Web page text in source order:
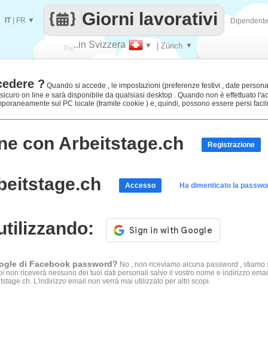
Fai
contare
..in Svizzera ▼ | Zürich ▼
Giorni lavorativi
IT| FR ▼
? Quando si accede , le impostazioni (preferenze festivi , date
on line e sarà disponibile da qualsiasi desktop . Quando non è effettuato
sul PC locale (tramite cookie ) e, quindi, possono essere persi
con Arbeitstage.ch Registrazione
Accesso Ha dimenticato la
di Facebook password? No , non riceviamo alcuna password ,
non riceverà nessuno dei tuoi dati personali salvo il vostro nome e indirizzo
L'indirizzo email non verrà mai utilizzato per altri scopi.